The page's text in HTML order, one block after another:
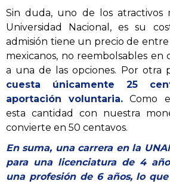
Sin duda, uno de los atractivos
Universidad Nacional, es su
admisión tiene un precio de
mexicanos, no reembolsables en
a una de las opciones. Por otra
cuesta únicamente 25
aportación voluntaria. Como
esta cantidad con nuestra
convierte en 50 centavos.
En suma, una carrera en la
para una licenciatura de 4
una profesión de 6 años, lo